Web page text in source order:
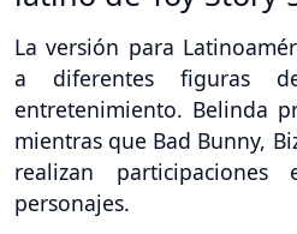
La versión para
a diferentes figuras
entretenimiento. Belinda
mientras que Bad Bunny,
realizan participaciones
personajes.